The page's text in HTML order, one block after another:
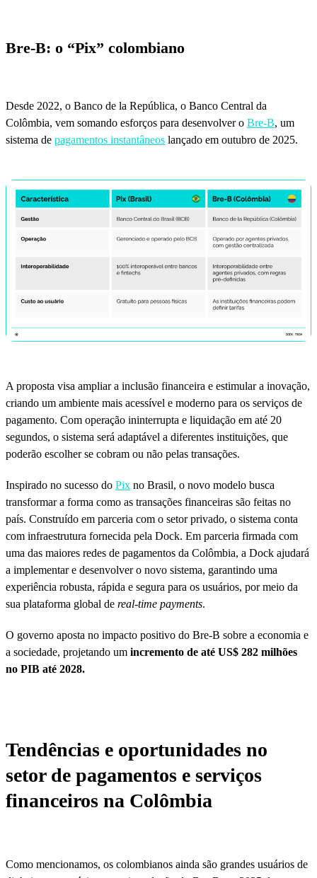
Bre-B: o “Pix” colombiano
Desde 2022, o Banco de la República, o Banco Central da
Colômbia, vem somando esforços para desenvolver o Bre-B, um
sistema de pagamentos instantâneos lançado em outubro de 2025.
A proposta visa ampliar a inclusão financeira e estimular a inovação,
criando um ambiente mais acessível e moderno para os serviços de
pagamento. Com operação ininterrupta e liquidação em até 20
segundos, o sistema será adaptável a diferentes instituições, que
poderão escolher se cobram ou não pelas transações.
Inspirado no sucesso do Pix no Brasil, o novo modelo busca
transformar a forma como as transações financeiras são feitas no
país. Construído em parceria com o setor privado, o sistema conta
com infraestrutura fornecida pela Dock. Em parceria firmada com
uma das maiores redes de pagamentos da Colômbia, a Dock ajudará
a implementar e desenvolver o novo sistema, garantindo uma
experiência robusta, rápida e segura para os usuários, por meio da
sua plataforma global de real-time payments.
O governo aposta no impacto positivo do Bre-B sobre a economia e
a sociedade, projetando um incremento de até US$ 282 milhões
no PIB até 2028.
Tendências e oportunidades no
setor de pagamentos e serviços
financeiros na Colômbia
Como mencionamos, os colombianos ainda são grandes usuários de